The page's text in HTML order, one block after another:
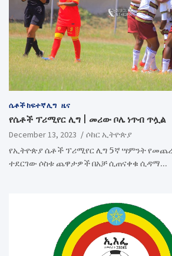
ሴቶች ከፍተኛ ሊግ ዜና
የሴቶች ፕሪሚየር ሊግ | መሪው ቦሌ ነጥብ ጥሏል
December 13, 2023
ሶከር ኢትዮጵያ
የኢትዮጵያ ሴቶች ፕሪሚየር ሊግ 5ኛ ሣምንት
ተደርገው ሶስቱ ጨዋታዎች በአቻ ሲጠናቀቁ ሲዳማ…